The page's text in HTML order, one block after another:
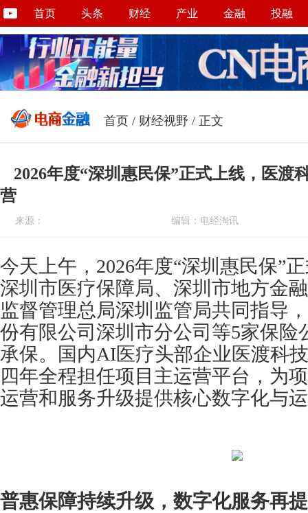
首页 头条 财经 产业 金融 投融
首页 / 财经视野 / 正文
2026年度“深圳惠民保”正式上线，医渡
营
来源： 编辑：电经淘讯
今天上午，2026年度“深圳惠民保”
深圳市医疗保障局、深圳市地方金
监督管理总局深圳监管局共同指导
份有限公司深圳市分公司等5家保险
承保。国内AI医疗头部企业医渡科
四年全程担任项目主运营平台，为
运营和服务升级提供核心数字化与
普惠保障持续升级，数字化服务再